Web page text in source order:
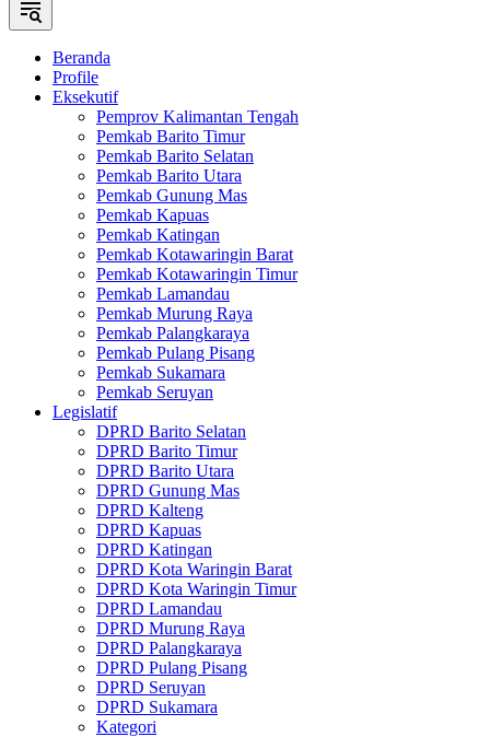
Beranda
Profile
Eksekutif
Pemprov Kalimantan Tengah
Pemkab Barito Timur
Pemkab Barito Selatan
Pemkab Barito Utara
Pemkab Gunung Mas
Pemkab Kapuas
Pemkab Katingan
Pemkab Kotawaringin Barat
Pemkab Kotawaringin Timur
Pemkab Lamandau
Pemkab Murung Raya
Pemkab Palangkaraya
Pemkab Pulang Pisang
Pemkab Sukamara
Pemkab Seruyan
Legislatif
DPRD Barito Selatan
DPRD Barito Timur
DPRD Barito Utara
DPRD Gunung Mas
DPRD Kalteng
DPRD Kapuas
DPRD Katingan
DPRD Kota Waringin Barat
DPRD Kota Waringin Timur
DPRD Lamandau
DPRD Murung Raya
DPRD Palangkaraya
DPRD Pulang Pisang
DPRD Seruyan
DPRD Sukamara
Kategori